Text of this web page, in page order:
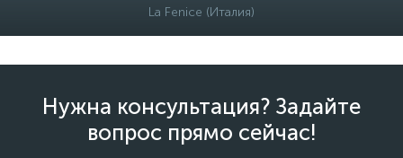
La Fenice (Италия)
Нужна консультация? Задайте
вопрос прямо сейчас!